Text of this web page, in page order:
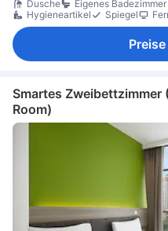
Dusche
Eigenes Badezimmer
Hygieneartikel
Spiegel
Smartes Zweibettzimmer
Room)